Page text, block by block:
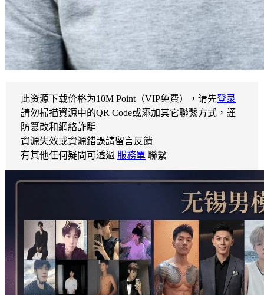
此资源下载价格为10M Point（VIP免費），请先登录
請勿掃描資源中的QR Code或添加其它聯繫方式，謹
防篡改和網絡詐騙
資源失效或資源錯誤請留言反饋
有其他任何疑問可透過 服務單 聯繫